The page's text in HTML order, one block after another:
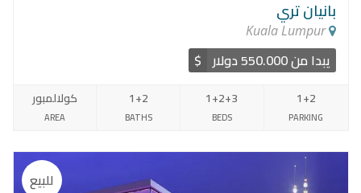
بانيان تري
Kuala Lumpur
يبدا من 550.000 دولار $
كولالمبور
AREA
1+2
BATHS
1+2+3
BEDS
1+2
PARKING
للبيع